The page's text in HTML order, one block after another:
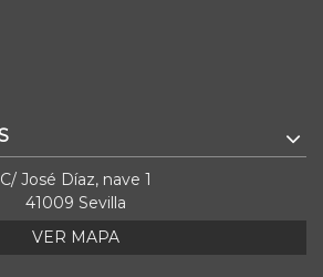
C/ José Díaz, nave 1
41009 Sevilla
VER MAPA